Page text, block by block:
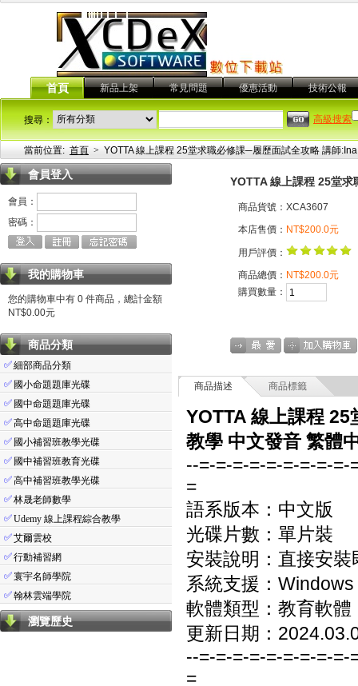
首頁 新品上架 常見問題 優惠活動 技術公報
搜尋： 高級搜索
當前位置: 首頁 > YOTTA 線上課程 25堂求職必修課─履歷面試全攻略 講師
會員登入
會員：
密碼：
我的購物車
您的購物車中有 0 件商品，總計金額
NT$0.00元
商品分類
✅細部商品分類
✅ 國小命題題庫光碟
✅ 國中命題題庫光碟
✅高中命題題庫光碟
✅ 國小補習班教學光碟
✅ 國中補習班教育光碟
✅高中補習班教學光碟
✅林晟老師數學
✅Udemy 線上課程綜合教學
✅艾爾雲校
✅行動補習網
✅寰宇名師學院
✅翰林雲端學院
瀏覽歷史
YOTTA 線上課程 25堂
商品貨號：XCA3607
本店售價： NT$200.0元
用戶評價：
商品總價： NT$200.0元
購買數量：
商品描述 商品標籤
YOTTA 線上課程
教學 中文發音 繁體
--=-=-=-=-=-=-=-=-=-
=
語系版本：中文版
光碟片數：單片裝
安裝說明：直接安裝
系統支援：
軟體類型：教育軟體
更新日期：
--=-=-=-=-=-=-=-=-=-
=